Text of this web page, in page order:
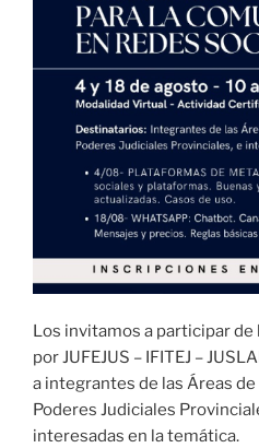
Los invitamos a participar
por JUFEJUS – IFITEJ –
a integrantes de las Áreas
Poderes Judiciales
interesadas en la temática.